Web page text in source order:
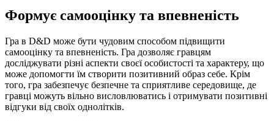
Формує самооцінку та впевненість
Гра в D&D може бути чудовим способом підвищити
самооцінку та впевненість. Гра дозволяє гравцям
досліджувати різні аспекти своєї особистості та характеру, що
може допомогти їм створити позитивний образ себе. Крім
того, гра забезпечує безпечне та сприятливе середовище, де
гравці можуть вільно висловлюватись і отримувати позитивні
відгуки від своїх однолітків.